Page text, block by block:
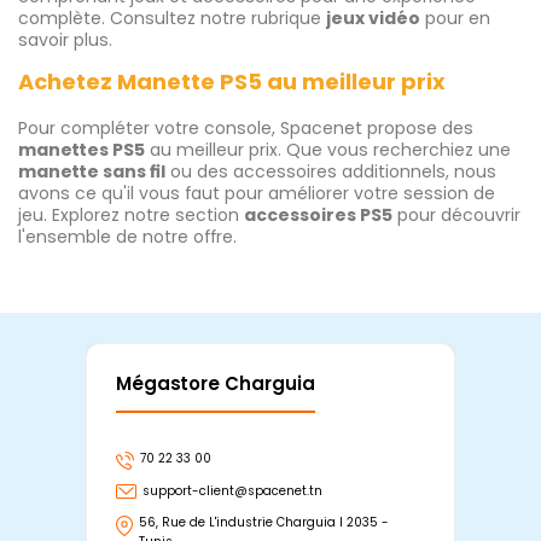
complète. Consultez notre rubrique jeux vidéo pour en
savoir plus.
Achetez Manette PS5 au meilleur prix
Pour compléter votre console, Spacenet propose des
manettes PS5 au meilleur prix. Que vous recherchiez une
manette sans fil ou des accessoires additionnels, nous
avons ce qu'il vous faut pour améliorer votre session de
jeu. Explorez notre section accessoires PS5 pour découvrir
l'ensemble de notre offre.
Mégastore Charguia
70 22 33 00
support-client@spacenet.tn
56, Rue de L'industrie Charguia I 2035 -